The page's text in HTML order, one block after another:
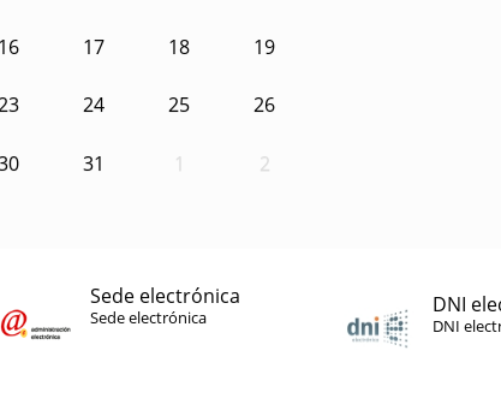
16 17 18 19
24 25 26
31 1 2
Sede electrónica
Sede electrónica DNI
DNI